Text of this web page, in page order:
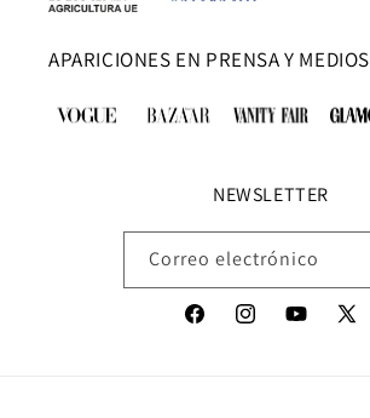
APARICIONES EN PRENSA Y MEDIOS
NEWSLETTER
Correo electrónico
FacebookInstagramYouTube
X